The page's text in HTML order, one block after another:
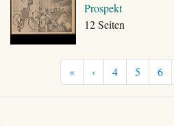
Prospekt
12 Seiten
« ‹ 4 5 6